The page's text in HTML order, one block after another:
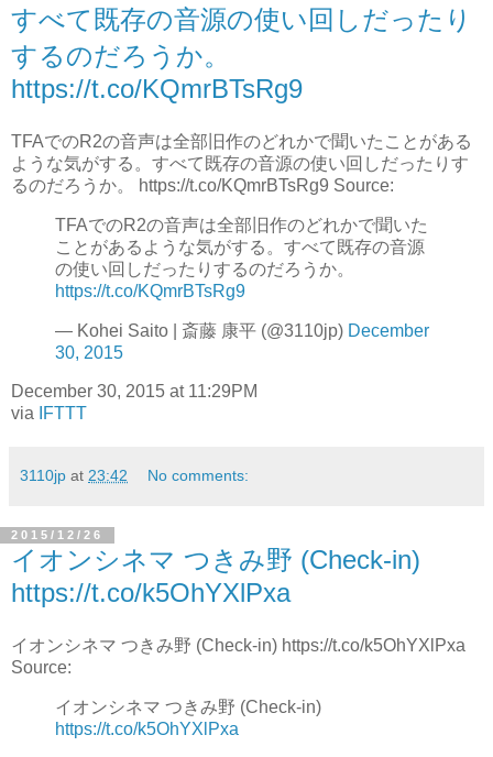
すべて既存の音源の使い回しだったり
するのだろうか。
https://t.co/KQmrBTsRg9
TFAでのR2の音声は全部旧作のどれかで聞いたことがある
ような気がする。すべて既存の音源の使い回しだったりす
るのだろうか。 https://t.co/KQmrBTsRg9 Source:
TFAでのR2の音声は全部旧作のどれかで聞いた
ことがあるような気がする。すべて既存の音源
の使い回しだったりするのだろうか。
https://t.co/KQmrBTsRg9
— Kohei Saito | 斎藤 康平 (@3110jp) December
30, 2015
December 30, 2015 at 11:29PM
via IFTTT
3110jp at 23:42 No comments:
2015/12/26
イオンシネマ つきみ野 (Check-in)
https://t.co/k5OhYXlPxa
イオンシネマ つきみ野 (Check-in) https://t.co/k5OhYXlPxa
Source:
イオンシネマ つきみ野 (Check-in)
https://t.co/k5OhYXlPxa